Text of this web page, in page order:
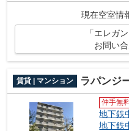
現在空室情
「エレガ
お問い
賃貸 | マンション ラパンジ
仲手無
地下鉄
地下鉄